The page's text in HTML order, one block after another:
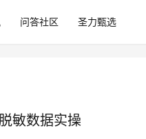
问答社区 圣力甄选
敏数据实操